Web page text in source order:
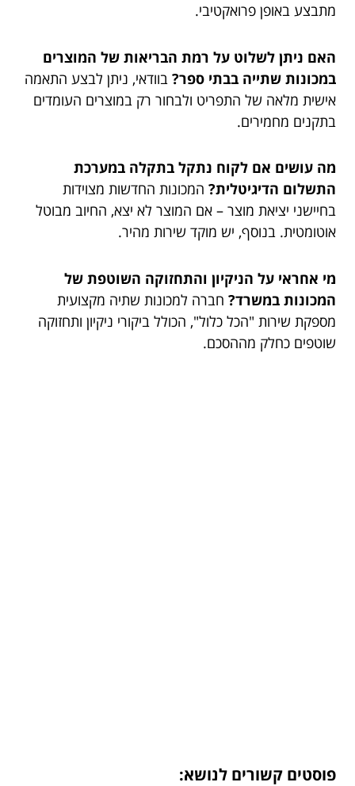
מתבצע באופן פרואקטיבי.
האם ניתן לשלוט על רמת הבריאות של המוצרים
במכונות שתייה בבתי ספר? בוודאי, ניתן לבצע התאמה
אישית מלאה של התפריט ולבחור רק במוצרים העומדים
בתקנים מחמירים.
מה עושים אם לקוח נתקל בתקלה במערכת
התשלום הדיגיטלית? המכונות החדשות מצוידות
בחיישני יציאת מוצר – אם המוצר לא יצא, החיוב מבוטל
אוטומטית. בנוסף, יש מוקד שירות מהיר.
מי אחראי על הניקיון והתחזוקה השוטפת של
המכונות במשרד? חברה למכונות שתיה מקצועית
מספקת שירות "הכל כלול", הכולל ביקורי ניקיון ותחזוקה
שוטפים כחלק מההסכם.
פוסטים קשורים לנושא: